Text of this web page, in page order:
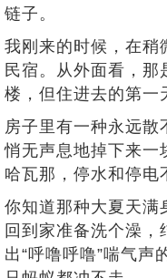
链子。
我刚来的时候，在稍
民宿。从外面看，
楼，但住进去的第一
房子里有一种永远散
悄无声息地掉下来一
哈瓦那，停水和停电
你知道那种大夏天满
回到家准备洗个澡
出“呼噜呼噜”喘气声